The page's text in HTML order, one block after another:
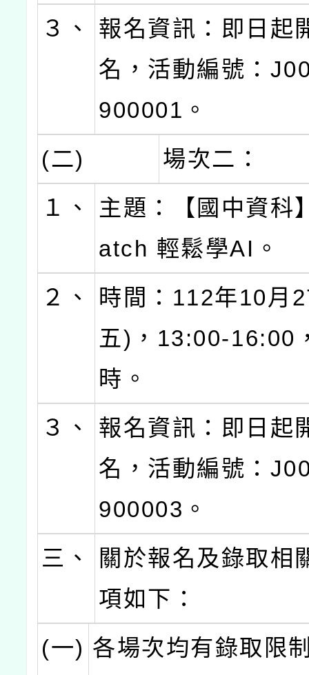
３、
報名資訊：即日起
名，活動編號：
900001。
(二)
場次二：
１、
主題：【國中資科
atch 輕鬆學AI。
２、
時間：112年10月
五)，13:00-16:00
時。
３、
報名資訊：即日起
名，活動編號：
900003。
三、
關於報名及錄取相
項如下：
(一) 各場次均有錄取限